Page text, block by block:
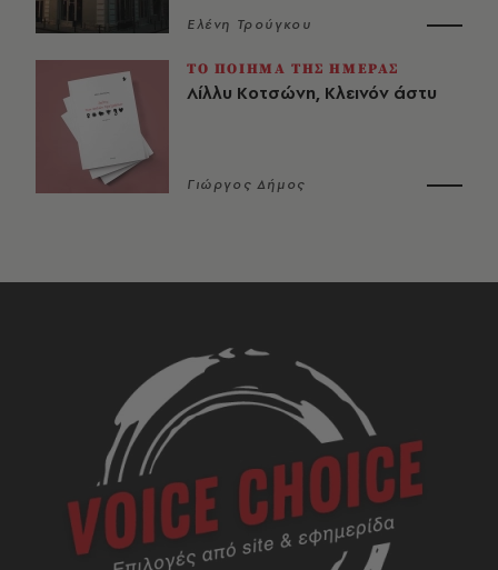
Ελένη Τρούγκου
ΤΟ ΠΟΙΗΜΑ ΤΗΣ ΗΜΕΡΑΣ
Λίλλυ Κοτσώνη, Κλεινόν άστυ
Γιώργος Δήμος